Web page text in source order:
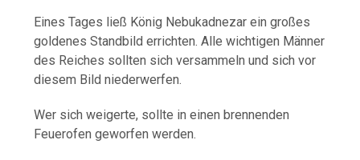
Eines Tages ließ König Nebukadnezar ein großes
goldenes Standbild errichten. Alle wichtigen Männer
des Reiches sollten sich versammeln und sich vor
diesem Bild niederwerfen.
Wer sich weigerte, sollte in einen brennenden
Feuerofen geworfen werden.